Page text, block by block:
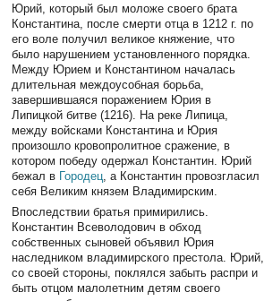
Юрий, который был моложе своего брата
Константина, после смерти отца в 1212 г. по
его воле получил великое княжение, что
было нарушением установленного порядка.
Между Юрием и Константином началась
длительная междоусобная борьба,
завершившаяся поражением Юрия в
Липицкой битве (1216). На реке Липица,
между войсками Константина и Юрия
произошло кровопролитное сражение, в
котором победу одержал Константин. Юрий
бежал в Городец , а Константин провозгласил
себя Великим князем Владимирским.
Впоследствии братья примирились.
Константин Всеволодович в обход
собственных сыновей объявил Юрия
наследником владимирского престола. Юрий,
со своей стороны, поклялся забыть распри и
быть отцом малолетним детям своего